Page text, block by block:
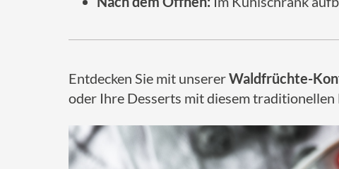
Entdecken Sie mit unsererWaldfrüchte-
oder Ihre Desserts mit diesem